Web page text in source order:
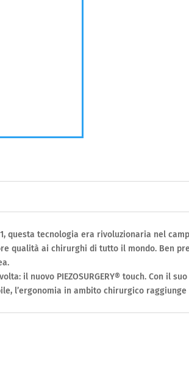
questa tecnologia era rivoluzionaria nel
qualità ai chirurghi di tutto il mondo. Ben
il nuovo PIEZOSURGERY® touch. Con il
l’ergonomia in ambito chirurgico